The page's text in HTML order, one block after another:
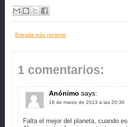
Entrada más reciente
1 comentarios:
Anónimo says:
18 de marzo de 2013 a las 20:30
Falta el mejor del planeta, cuando